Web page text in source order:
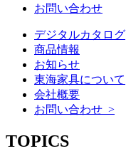
お問い合わせ
デジタルカタログ
商品情報
お知らせ
東海家具について
会社概要
お問い合わせ >
TOPICS